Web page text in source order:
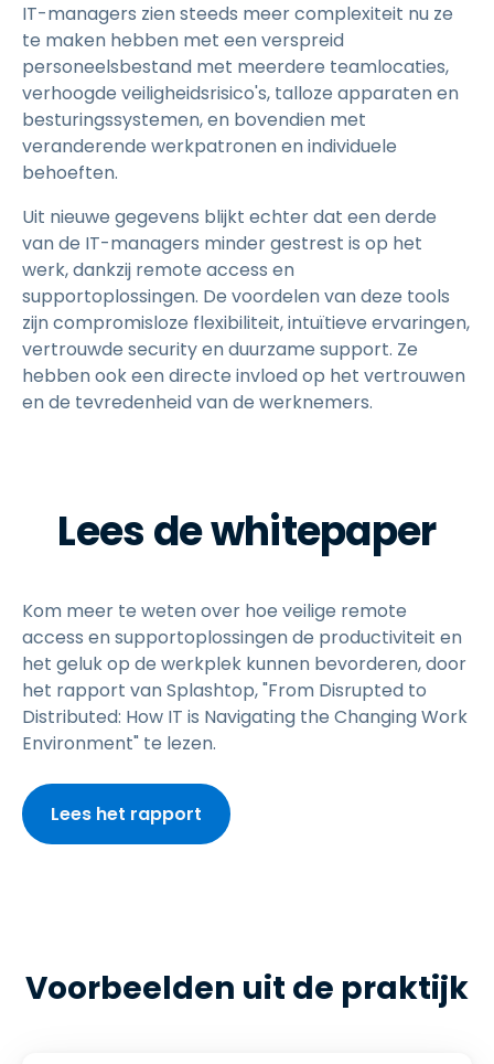
IT-managers zien steeds meer complexiteit nu ze
te maken hebben met een verspreid
personeelsbestand met meerdere teamlocaties,
verhoogde veiligheidsrisico's, talloze apparaten en
besturingssystemen, en bovendien met
veranderende werkpatronen en individuele
behoeften.
Uit nieuwe gegevens blijkt echter dat een derde
van de IT-managers minder gestrest is op het
werk, dankzij remote access en
supportoplossingen. De voordelen van deze tools
zijn compromisloze flexibiliteit, intuïtieve ervaringen,
vertrouwde security en duurzame support. Ze
hebben ook een directe invloed op het vertrouwen
en de tevredenheid van de werknemers.
Lees de whitepaper
Kom meer te weten over hoe veilige remote
access en supportoplossingen de productiviteit en
het geluk op de werkplek kunnen bevorderen, door
het rapport van Splashtop, "From Disrupted to
Distributed: How IT is Navigating the Changing Work
Environment" te lezen.
Lees het rapport
Voorbeelden uit de praktijk